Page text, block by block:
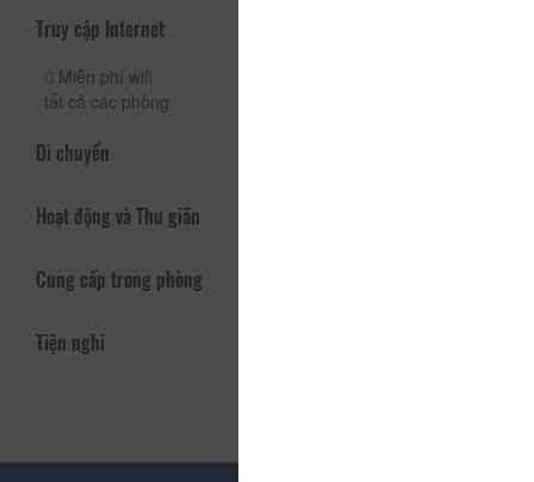
Truy cập Internet
Miễn phí wifi
tất cả các phòng
Di chuyển
Hoạt động và Thư giãn
Cung cấp trong phòng
Tiện nghi